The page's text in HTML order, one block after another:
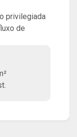
privilegiada
de